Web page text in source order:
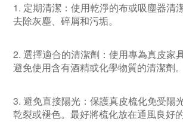
1. 定期清潔：使用乾淨的布或吸塵器清
去除灰塵、碎屑和污垢。
2. 選擇適合的清潔劑：使用專為真皮家
避免使用含有酒精或化學物質的清潔劑。
3. 避免直接陽光：保護真皮梳化免受陽
乾裂或褪色。最好將梳化放在通風良好的